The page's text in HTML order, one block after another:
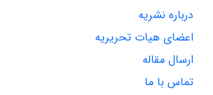
درباره نشریه
اعضای هیات تحریریه
ارسال مقاله
تماس با ما